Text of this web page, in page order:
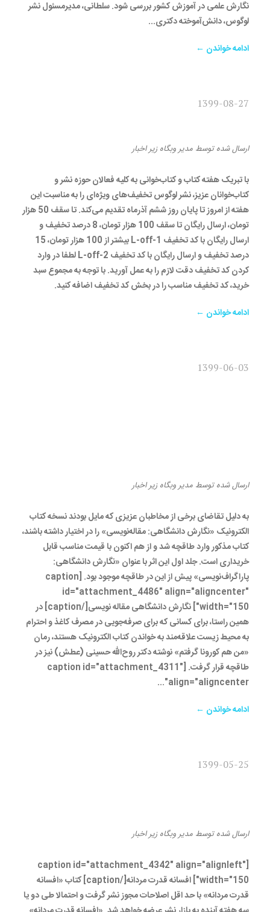
نگارش علمی در آموزش کشور بررسی شود. سلطانی، مدیرمسئول نشر
لوگوس، دانش‌آموخته دکتری...
ادامه خواندن ←
1399-08-27
ارسال شدهتوسط مدیر وبگاه زیراخبار
با تبریک هفته کتاب و کتاب‌خوانی به کلیه فعالان حوزه نشر و
کتاب‌خوانان عزیز، نشر لوگوس تخفیف‌های ویژه‌ای را به مناسبت این
هفته از امروز تا پایان روز ششم آذرماه تقدیم می‌کند. تا سقف 50 هزار
تومان، ارسال رایگان تا سقف 100 هزار تومان، 8 درصد تخفیف و
ارسال رایگان با کد تخفیف L-off-1 بیشتر از 100 هزار تومان، 15
درصد تخفیف و ارسال رایگان با کد تخفیف L-off-2 لطفا در وارد
کردن کد تخفیف دقت لازم را به عمل آورید. با توجه به مجموع سبد
خرید، کد تخفیف مناسب را در بخش کد تخفیف اضافه کنید.
ادامه خواندن ←
1399-06-03
ارسال شدهتوسط مدیر وبگاه زیراخبار
به دلیل تقاضای برخی از مخاطبان عزیزی که مایل بودند نسخه کتاب
الکترونیک «نگارش دانشگاهی: مقاله‌نویسی» را در اختیار داشته باشند،
کتاب مذکور وارد طاقچه شد و از هم اکنون با قیمت مناسب قابل
خریداری است. جلد اول این اثر با عنوان «نگارش دانشگاهی:
پاراگراف‌نویسی» پیش از این در طاقچه موجود بود. [caption
id="attachment_4486" align="aligncenter"
width="150"] نگارش دانشگاهی مقاله نویسی[/caption] در
همین راستا، برای کسانی که برای صرفه‌جویی در مصرف کاغذ و احترام
به محیط زیست علاقه‌مند به خواندن کتاب الکترونیک هستند، رمان
«من هم کورونا گرفتم» نوشته دکتر روح‌الله حسینی (عطش) نیز در
طاقچه قرار گرفت. [caption id="attachment_4311"
align="aligncenter"...
ادامه خواندن ←
1399-05-25
ارسال شدهتوسط مدیر وبگاه زیراخبار
[caption id="attachment_4342" align="alignleft"
width="150"] افسانه قدرت مردانه[/caption] کتاب «افسانه
قدرت مردانه» با حد اقل اصلاحات مجوز نشر گرفت و احتمالا طی دو یا